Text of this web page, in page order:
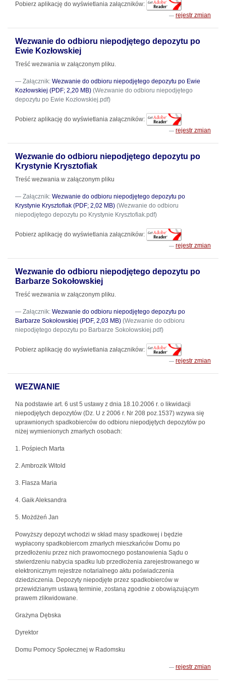
Pobierz aplikację do wyświetlania załączników:
rejestr zmian
Wezwanie do odbioru niepodjętego depozytu po
Ewie Kozłowskiej
Treść wezwania w załączonym pliku.
Załącznik: Wezwanie do odbioru niepodjętego depozytu po Ewie
Kozłowskiej (PDF; 2,20 MB) (Wezwanie do odbioru niepodjętego
depozytu po Ewie Kozłowskiej.pdf)
Pobierz aplikację do wyświetlania załączników:
rejestr zmian
Wezwanie do odbioru niepodjętego depozytu po
Krystynie Krysztofiak
Treść wezwania w załączonym pliku
Załącznik: Wezwanie do odbioru niepodjętego depozytu po
Krystynie Krysztofiak (PDF; 2,02 MB) (Wezwanie do odbioru
niepodjętego depozytu po Krystynie Krysztofiak.pdf)
Pobierz aplikację do wyświetlania załączników:
rejestr zmian
Wezwanie do odbioru niepodjętego depozytu po
Barbarze Sokołowskiej
Treść wezwania w załączonym pliku.
Załącznik: Wezwanie do odbioru niepodjętego depozytu po
Barbarze Sokołowskiej (PDF, 2,03 MB) (Wezwanie do odbioru
niepodjętego depozytu po Barbarze Sokołowskiej.pdf)
Pobierz aplikację do wyświetlania załączników:
rejestr zmian
WEZWANIE
Na podstawie art. 6 ust 5 ustawy z dnia 18.10.2006 r. o likwidacji
niepodjętych depozytów (Dz. U z 2006 r. Nr 208 poz.1537) wzywa się
uprawnionych spadkobierców do odbioru niepodjętych depozytów po
niżej wymienionych zmarłych osobach:
1. Pośpiech Marta
2. Ambrozik Witold
3. Flasza Maria
4. Gaik Aleksandra
5. Możdżeń Jan
Powyższy depozyt wchodzi w skład masy spadkowej i będzie
wypłacony spadkobiercom zmarłych mieszkańców Domu po
przedłożeniu przez nich prawomocnego postanowienia Sądu o
stwierdzeniu nabycia spadku lub przedłożenia zarejestrowanego w
elektronicznym rejestrze notarialnego aktu poświadczenia
dziedziczenia. Depozyty niepodjęte przez spadkobierców w
przewidzianym ustawą terminie, zostaną zgodnie z obowiązującym
prawem zlikwidowane.
Grażyna Dębska
Dyrektor
Domu Pomocy Społecznej w Radomsku
rejestr zmian